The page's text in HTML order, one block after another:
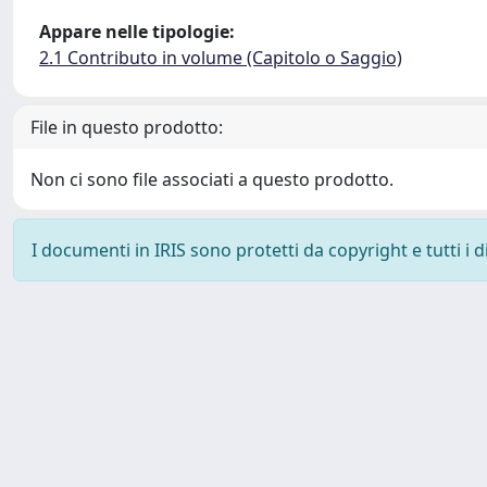
Appare nelle tipologie:
2.1 Contributo in volume (Capitolo o Saggio)
File in questo prodotto:
Non ci sono file associati a questo prodotto.
I documenti in IRIS sono protetti da copyright e tutti i